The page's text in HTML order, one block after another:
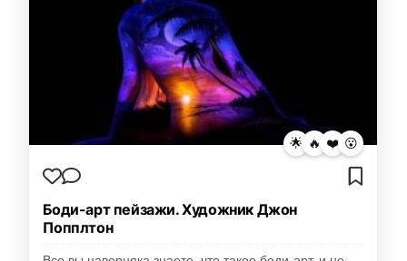
🌟 🔥 ❤️ 😮
Боди-арт пейзажи. Художник Джон
Попплтон